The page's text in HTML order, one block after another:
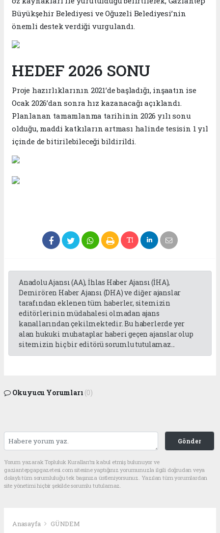
Büyükşehir Belediyesi ve Oğuzeli Belediyesi’nin
önemli destek verdiği vurgulandı.
HEDEF 2026 SONU
Proje hazırlıklarının 2021’de başladığı, inşaatın ise
Ocak 2026’dan sonra hız kazanacağı açıklandı.
Planlanan tamamlanma tarihinin 2026 yılı sonu
olduğu, maddi katkıların artması halinde tesisin 1 yıl
içinde de bitirilebileceği bildirildi.
Anadolu Ajansı (AA), İhlas Haber Ajansı (İHA),
Demirören Haber Ajansı (DHA) ve diğer ajanslar
tarafından eklenen tüm haberler, sitemizin
editörlerinin müdahalesi olmadan ajans
kanallarından çekilmektedir. Bu haberlerde yer
alan hukuki muhataplar haberi geçen ajanslar olup
sitemizin hiç bir editörü sorumlu tutulamaz...
Okuyucu Yorumları (0)
Gönder
Yorum yazarak Topluluk Kuralları’nı kabul etmiş bulunuyor ve
gaziantepgapgazetesi.com sitesine yaptığınız yorumunuzla ilgili doğrudan veya
dolaylı tüm sorumluluğu tek başınıza üstleniyorsunuz. Yazılan tüm yorumlardan
site yönetimi hiçbir şekilde sorumlu tutulamaz.
Anasayfa GÜNDEM